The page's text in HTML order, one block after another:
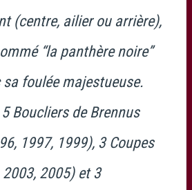
(centre, ailier ou arrière),
“la panthère noire”
foulée majestueuse.
Boucliers de Brennus
1997, 1999), 3 Coupes
2003, 2005) et 3